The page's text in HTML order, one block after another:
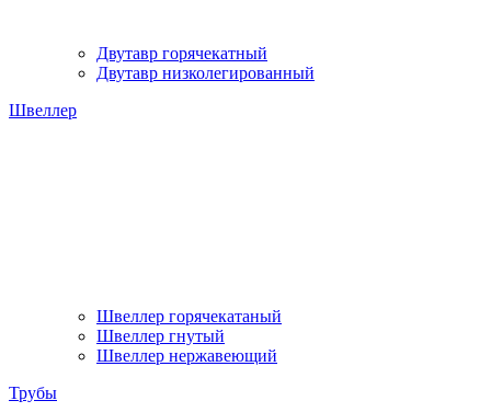
Двутавр горячекатный
Двутавр низколегированный
Швеллер
Швеллер горячекатаный
Швеллер гнутый
Швеллер нержавеющий
Трубы